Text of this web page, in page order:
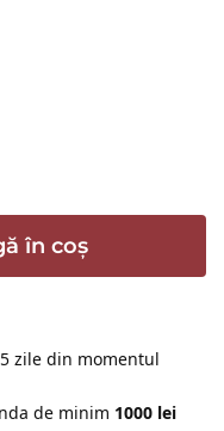
în coș
zile din momentul
de minim 1000 lei